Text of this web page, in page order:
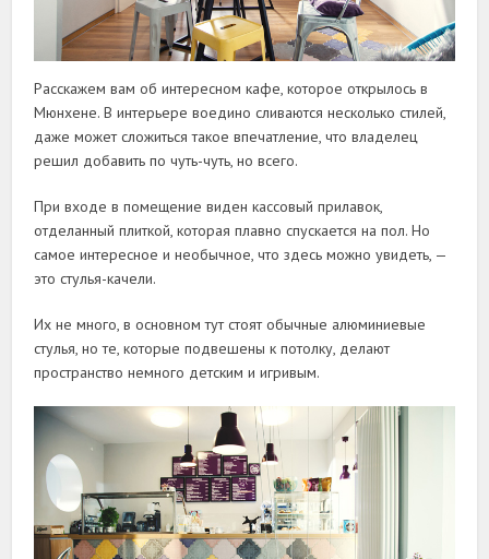
Расскажем вам об интересном кафе, которое открылось в
Мюнхене. В интерьере воедино сливаются несколько стилей,
даже может сложиться такое впечатление, что владелец
решил добавить по чуть-чуть, но всего.
При входе в помещение виден кассовый прилавок,
отделанный плиткой, которая плавно спускается на пол. Но
самое интересное и необычное, что здесь можно увидеть, —
это стулья-качели.
Их не много, в основном тут стоят обычные алюминиевые
стулья, но те, которые подвешены к потолку, делают
пространство немного детским и игривым.